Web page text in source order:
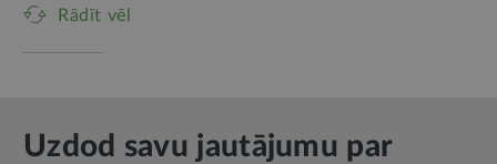
Rādīt vēl
Uzdod savu jautājumu par